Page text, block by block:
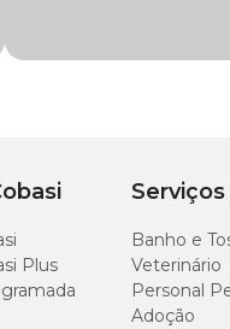
de sorgo, óleo de frango,
Plus
Banho e
Veterinário
Personal
Adoção